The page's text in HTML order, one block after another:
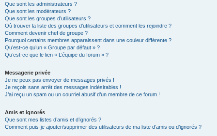
Que sont les administrateurs ?
Que sont les modérateurs ?
Que sont les groupes d’utilisateurs ?
Où trouver la liste des groupes d’utilisateurs et comment les rejoindre ?
Comment devenir chef de groupe ?
Pourquoi certains membres apparaissent dans une couleur différente ?
Qu’est-ce qu’un « Groupe par défaut » ?
Qu’est-ce que le lien « L’équipe du forum » ?
Messagerie privée
Je ne peux pas envoyer de messages privés !
Je reçois sans arrêt des messages indésirables !
J’ai reçu un spam ou un courriel abusif d’un membre de ce forum !
Amis et ignorés
Que sont mes listes d’amis et d’ignorés ?
Comment puis-je ajouter/supprimer des utilisateurs de ma liste d’amis ou d’ignorés ?